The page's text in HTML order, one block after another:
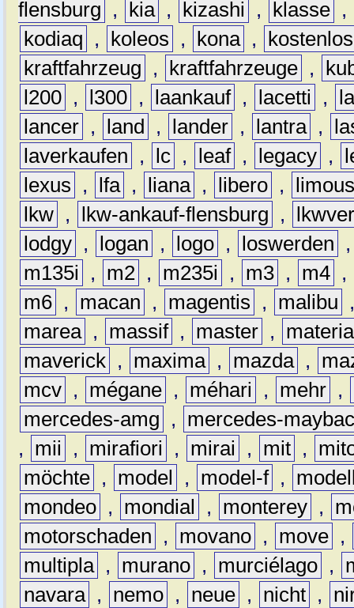
flensburg
, kia , kizashi , klasse ,
kodiaq
, koleos , kona ,
kostenlos
kraftfahrzeug
, kraftfahrzeuge ,
l200 , l300 , laankauf , lacetti ,
lancer , land , lander , lantra ,
laverkaufen
, lc , leaf , legacy ,
lexus
, lfa , liana , libero ,
lkw , lkw-ankauf-flensburg ,
lodgy , logan , logo , loswerden
m135i
, m2 , m235i , m3 , m4 ,
m6 , macan , magentis , malibu
marea , massif , master ,
materia
maverick , maxima , mazda ,
mcv , mégane , méhari , mehr ,
mercedes-amg
,
mercedes-
,
mii , mirafiori , mirai , mit ,
möchte , model , model-f ,
mondeo , mondial , monterey ,
motorschaden
, movano , move ,
multipla , murano , murciélago ,
navara , nemo , neue , nicht ,